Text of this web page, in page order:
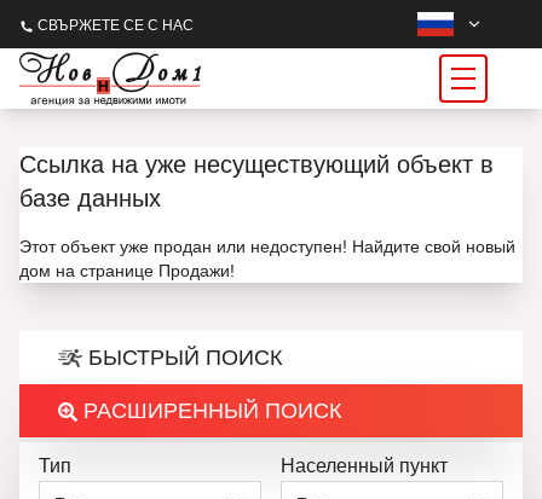
СВЪРЖЕТЕ СЕ С НАС
Ссылка на уже несуществующий объект в
базе данных
Этот объект уже продан или недоступен! Найдите свой новый
дом на странице Продажи!
БЫСТРЫЙ ПОИСК
РАСШИРЕННЫЙ ПОИСК
Тип Населенный пункт